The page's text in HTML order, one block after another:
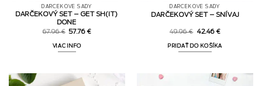
DARČEKOVÉ SADY
DARČEKOVÝ SET – GET SH(IT)
DONE
67.96€ Pôvodná
bola:
67.96 €.
57.76€Aktuálna
VIAC INFO
DARČEKOVÉ SADY
DARČEKOVÝ SET – SNÍVAJ
49.96€
Pôvodná
bola:
49.96 €.
42.46 €Aktuálna
je:
PRIDAŤ DO KOŠÍKA